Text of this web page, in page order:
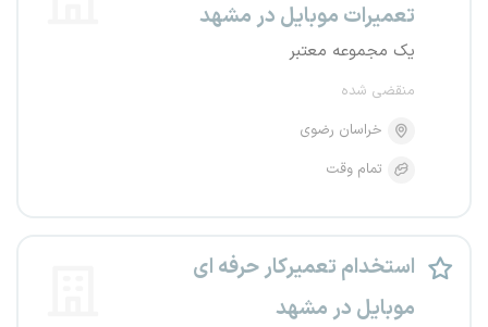
تعمیرات موبایل در مشهد
یک مجموعه معتبر
منقضی شده
خراسان رضوی
تمام وقت
استخدام تعمیرکار حرفه ای
موبایل در مشهد